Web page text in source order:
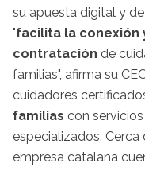
su apuesta digital y
"facilita la conexión
contratación de
familias", afirma su
cuidadores
familias con
especializados. Cerca
empresa catalana